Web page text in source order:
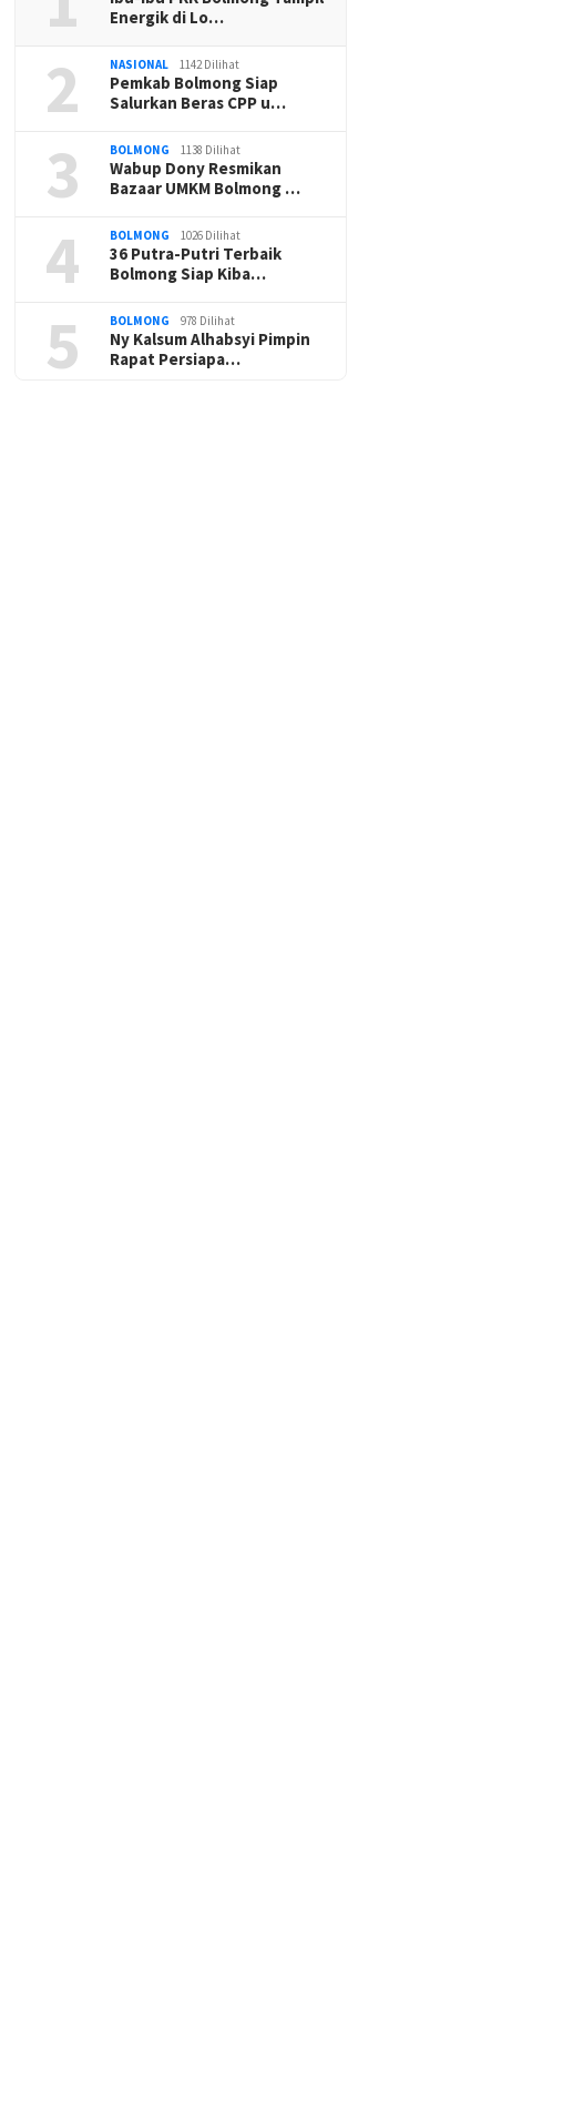
Energik di Lo…
2 NASIONAL 1142 Dilihat
Pemkab Bolmong Siap
Salurkan Beras CPP u…
3 BOLMONG 1138 Dilihat
Wabup Dony Resmikan
Bazaar UMKM Bolmong …
4 BOLMONG 1026 Dilihat
36 Putra-Putri Terbaik
Bolmong Siap Kiba…
5 BOLMONG 978 Dilihat
Ny Kalsum Alhabsyi Pimpin
Rapat Persiapa…